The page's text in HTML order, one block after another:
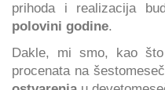
prihoda i realizacija
polovini godine.
Dakle, mi smo, kao
procenata na